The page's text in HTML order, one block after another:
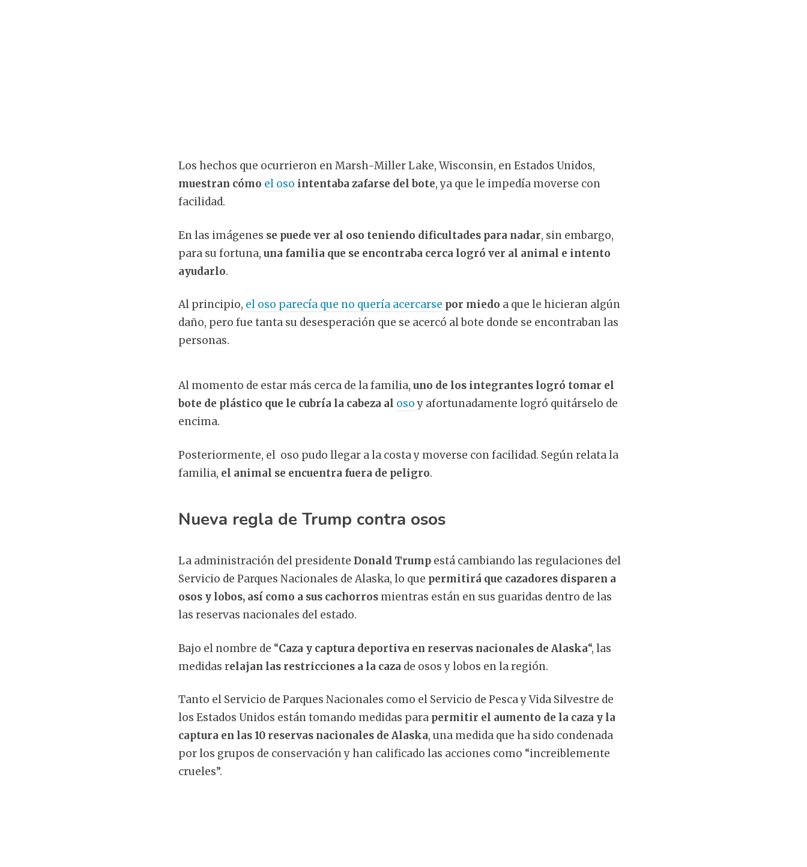
Los hechos que ocurrieron en Marsh-Miller Lake, Wisconsin, en Estados Unidos,
muestran cómo el oso intentaba zafarse del bote, ya que le impedía moverse con
facilidad.
En las imágenes se puede ver al oso teniendo dificultades para nadar, sin embargo,
para su fortuna, una familia que se encontraba cerca logró ver al animal e intento
ayudarlo.
Al principio, el oso parecía que no quería acercarse por miedo a que le hicieran algún
daño, pero fue tanta su desesperación que se acercó al bote donde se encontraban las
personas.
Al momento de estar más cerca de la familia, uno de los integrantes logró tomar el
bote de plástico que le cubría la cabeza al osoy afortunadamente logró quitárselo de
encima.
Posteriormente, el oso pudo llegar a la costa y moverse con facilidad. Según relata la
familia, el animal se encuentra fuera de peligro.
Nueva regla de Trump contra osos
La administración del presidente Donald Trump está cambiando las regulaciones del
Servicio de Parques Nacionales de Alaska, lo que permitirá que cazadores disparen a
osos y lobos, así como a sus cachorros mientras están en sus guaridas dentro de las
las reservas nacionales del estado.
Bajo el nombre de “Caza y captura deportiva en reservas nacionales de Alaska“, las
medidas relajan las restricciones a la caza de osos y lobos en la región.
Tanto el Servicio de Parques Nacionales como el Servicio de Pesca y Vida Silvestre de
los Estados Unidos están tomando medidas para permitir el aumento de la caza y la
captura en las 10 reservas nacionales de Alaska, una medida que ha sido condenada
por los grupos de conservación y han calificado las acciones como “increiblemente
crueles”.